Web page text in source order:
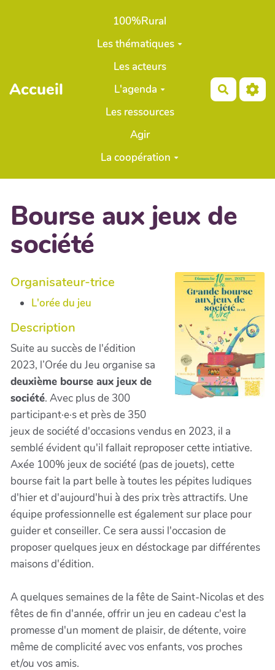
Aller au contenu principal
Accueil
100%Rural
Les thématiques
Les acteurs
L'agenda
Les ressources
Agir
La coopération
Bourse aux jeux de
société
Organisateur-trice
L'orée du jeu
Description
Suite au succès de l'édition
2023, l’Orée du Jeu organise sa
deuxième bourse aux jeux de
société. Avec plus de 300
participant·e·s et près de 350
jeux de société d'occasions vendus en 2023, il a
semblé évident qu'il fallait reproposer cette intiative.
Axée 100% jeux de société (pas de jouets), cette
bourse fait la part belle à toutes les pépites ludiques
d'hier et d'aujourd'hui à des prix très attractifs. Une
équipe professionnelle est également sur place pour
guider et conseiller. Ce sera aussi l'occasion de
proposer quelques jeux en déstockage par différentes
maisons d'édition.
A quelques semaines de la fête de Saint-Nicolas et des
fêtes de fin d'année, offrir un jeu en cadeau c'est la
promesse d'un moment de plaisir, de détente, voire
même de complicité avec vos enfants, vos proches
et/ou vos amis.